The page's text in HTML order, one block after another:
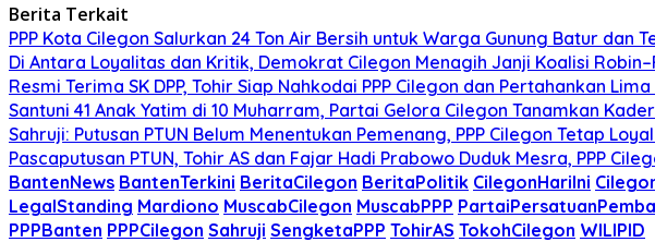
Berita Terkait
PPP Kota Cilegon Salurkan 24 Ton Air Bersih untuk Warga Gunung Batur dan
Di Antara Loyalitas dan Kritik, Demokrat Cilegon Menagih Janji Koalisi
Resmi Terima SK DPP, Tohir Siap Nahkodai PPP Cilegon dan Pertahankan
Santuni 41 Anak Yatim di 10 Muharram, Partai Gelora Cilegon Tanamkan
Sahruji: Putusan PTUN Belum Menentukan Pemenang, PPP Cilegon Tetap
Pascaputusan PTUN, Tohir AS dan Fajar Hadi Prabowo Duduk Mesra, PPP
BantenNews BantenTerkini BeritaCilegon BeritaPolitik CilegonHariIni
LegalStanding Mardiono MuscabCilegon MuscabPPP
PPPBanten PPPCilegon Sahruji SengketaPPP TohirAS TokohCilegon WILIPID